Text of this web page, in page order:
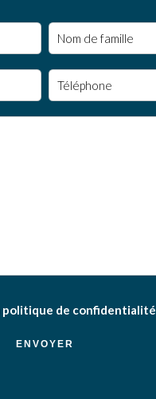
politique de confidentialité
ENVOYER